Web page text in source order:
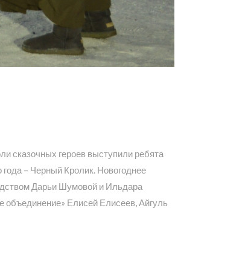
сказочных героев выступили ребята
– Черный Кролик. Новогоднее
Дарьи Шумовой и Ильдара
Елисей Елисеев, Айгуль